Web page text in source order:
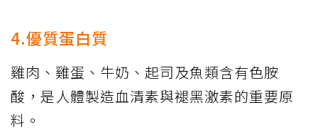
4.優質蛋白質
雞肉、雞蛋、牛奶、起司及魚類含有色胺
酸，是人體製造血清素與褪黑激素的重要原
料。